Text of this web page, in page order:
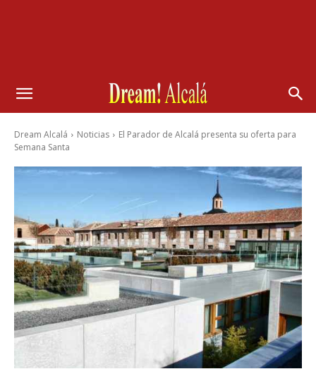
Dream Alcalá Noticias
El Parador de Alcalá presenta su oferta para
Semana Santa